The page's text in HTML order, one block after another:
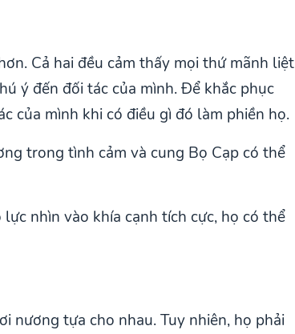
Cả hai đều cảm thấy mọi thứ mãnh liệt
ý đến đối tác của mình. Để khắc phục
của mình khi có điều gì đó làm phiền họ.
trong tình cảm và cung Bọ Cạp có thể
nhìn vào khía cạnh tích cực, họ có thể
nương tựa cho nhau. Tuy nhiên, họ phải